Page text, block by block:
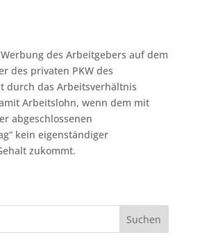
des Arbeitgebers auf dem
des privaten PKW des
durch das Arbeitsverhältnis
Arbeitslohn, wenn dem mit
abgeschlossenen
kein eigenständiger
zukommt.